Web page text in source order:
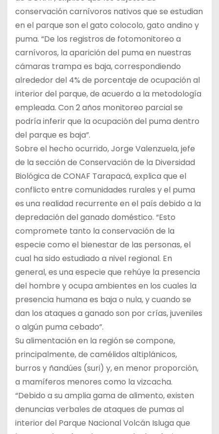
conservación carnívoros nativos que se estudian
en el parque son el gato colocolo, gato andino y
puma. “De los registros de fotomonitoreo a
carnívoros, la aparición del puma en nuestras
cámaras trampa es baja, correspondiendo
alrededor del 4% de porcentaje de ocupación al
interior del parque, de acuerdo a la metodología
empleada. Con 2 años monitoreo parcial se
podría inferir que la ocupación del puma dentro
del parque es baja”.
Sobre el hecho ocurrido, Jorge Valenzuela, jefe
de la sección de Conservación de la Diversidad
Biológica de CONAF Tarapacá, explica que el
conflicto entre comunidades rurales y el puma
es una realidad recurrente en el país debido a la
depredación del ganado doméstico. “Esto
compromete tanto la conservación de la
especie como el bienestar de las personas, el
cual ha sido estudiado a nivel regional. En
general, es una especie que rehúye la presencia
del hombre y ocupa ambientes en los cuales la
presencia humana es baja o nula, y cuando se
dan los ataques a ganado son por crías, juveniles
o algún puma cebado”.
Su alimentación en la región se compone,
principalmente, de camélidos altiplánicos,
burros y ñandúes (suri) y, en menor proporción,
a mamíferos menores como la vizcacha.
“Debido a su amplia gama de alimento, existen
denuncias verbales de ataques de pumas al
interior del Parque Nacional Volcán Isluga que